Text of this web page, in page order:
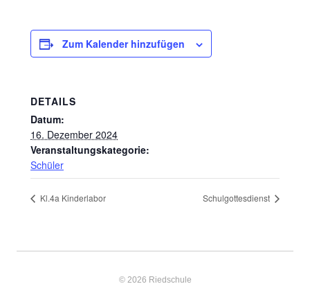
Zum Kalender hinzufügen
DETAILS
Datum:
16. Dezember 2024
Veranstaltungskategorie:
Schüler
Kl.4a Kinderlabor Schulgottesdienst
© 2026 Riedschule